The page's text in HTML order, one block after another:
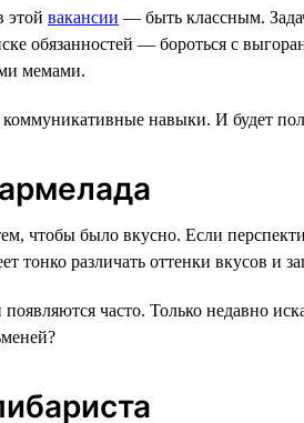
этой вакансии — быть классным.
обязанностей — бороться с
мемами.
навыки. И будет
чтобы было вкусно. Если
тонко различать оттенки вкусов и
часто. Только недавно